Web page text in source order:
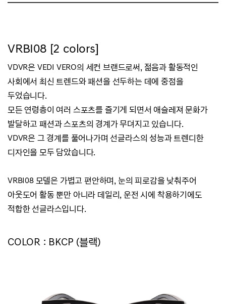
VRBI08 [2 colors]
VDVR은 VEDI VERO의 세컨 브랜드로써, 젊음과 활동적인
사회에서 최신 트렌드와 패션을 선두하는 데에 중점을
두었습니다.
모든 연령층이 여러 스포츠를 즐기게 되면서 애슬레져 문화가
발달하고 패션과 스포츠의 경계가 무뎌지고 있습니다.
VDVR은 그 경계를 풀어나가며 선글라스의 성능과 트렌디한
디자인을 모두 담았습니다.
VRBI08 모델은 가볍고 편안하며, 눈의 피로감을 낮춰주어
아웃도어 활동 뿐만 아니라 데일리, 운전 시에 착용하기에도
적합한 선글라스입니다.
COLOR : BKCP (블랙)